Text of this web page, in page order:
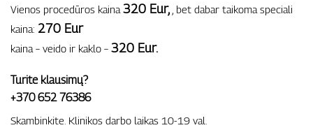
Vienos procedūros kaina 320 Eur, , bet dabar taikoma speciali
kaina: 270 Eur
kaina – veido ir kaklo – 320 Eur.
Turite klausimų?
+370 652 76386
Skambinkite. Klinikos darbo laikas 10-19 val.